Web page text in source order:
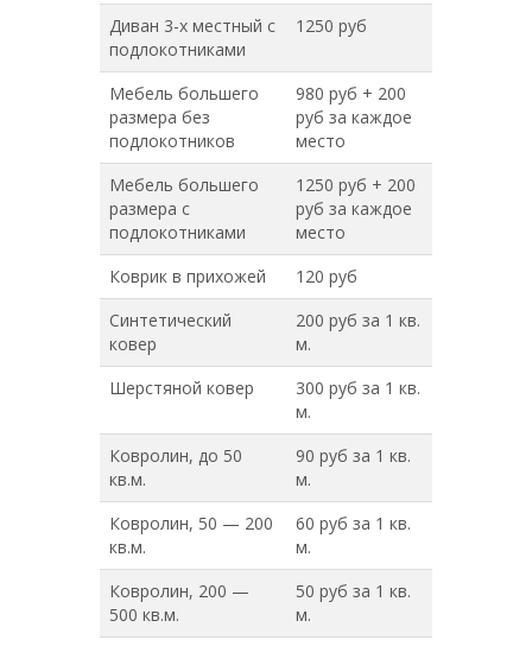
Диван 3-х местный с
подлокотниками
1250 руб
Мебель большего
размера без
подлокотников
980 руб + 200
руб за каждое
место
Мебель большего
размера с
подлокотниками
1250 руб + 200
руб за каждое
место
Коврик в прихожей
120 руб
Синтетический
ковер
200 руб за 1 кв.
м.
Шерстяной ковер
300 руб за 1 кв.
м.
Ковролин, до 50
кв.м.
90 руб за 1 кв.
м.
Ковролин, 50 — 200
кв.м.
60 руб за 1 кв.
м.
Ковролин, 200 —
500 кв.м.
50 руб за 1 кв.
м.